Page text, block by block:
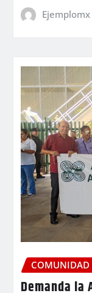
Ejemplomx
COMUNIDAD
Demanda la